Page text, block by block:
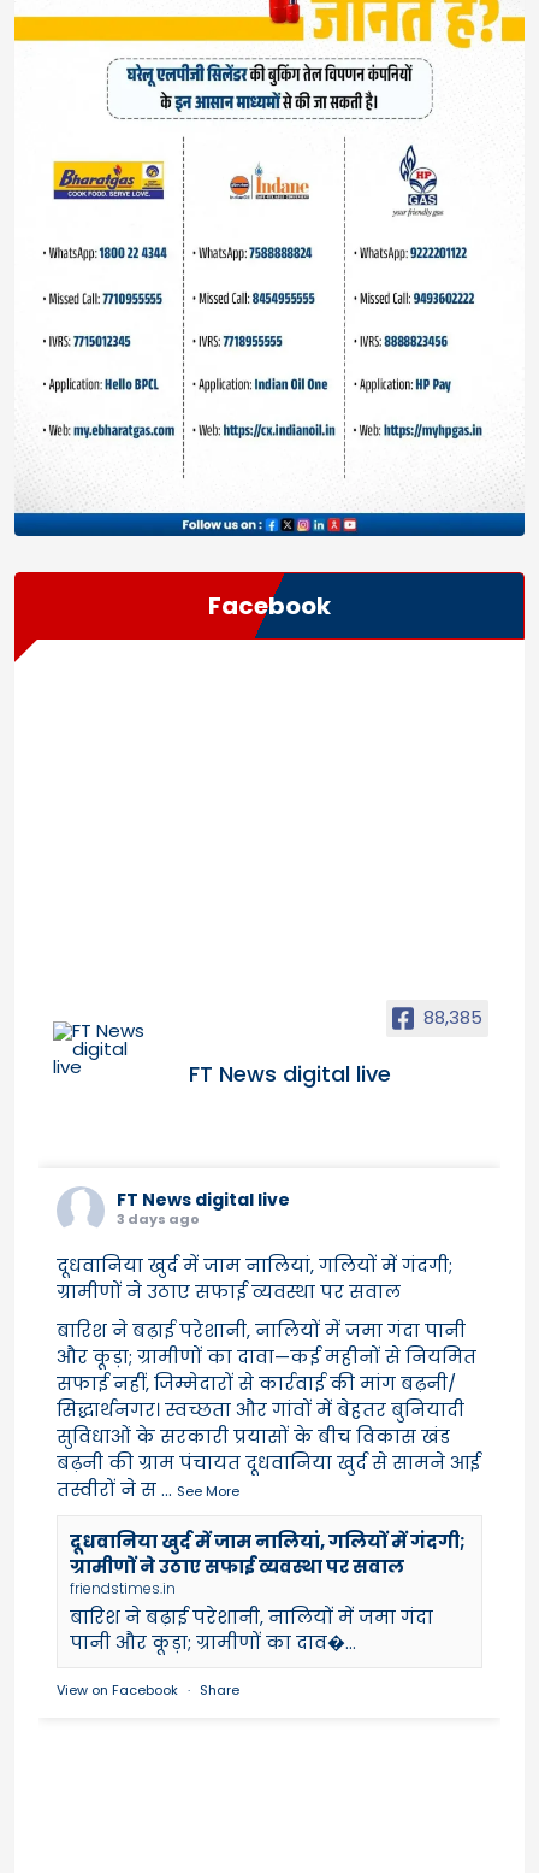
Facebook
88,385
FT News digital live
FT News digital live
3 days ago
दूधवानिया खुर्द में जाम नालियां, गलियों में गंदगी;
ग्रामीणों ने उठाए सफाई व्यवस्था पर सवाल
बारिश ने बढ़ाई परेशानी, नालियों में जमा गंदा पानी
और कूड़ा; ग्रामीणों का दावा—कई महीनों से नियमित
सफाई नहीं, जिम्मेदारों से कार्रवाई की मांग बढ़नी/
सिद्धार्थनगर। स्वच्छता और गांवों में बेहतर बुनियादी
सुविधाओं के सरकारी प्रयासों के बीच विकास खंड
बढ़नी की ग्राम पंचायत दूधवानिया खुर्द से सामने आई
तस्वीरों ने स... See More
दूधवानिया खुर्द में जाम नालियां, गलियों में गंदगी;
ग्रामीणों ने उठाए सफाई व्यवस्था पर सवाल
friendstimes.in
बारिश ने बढ़ाई परेशानी, नालियों में जमा गंदा
पानी और कूड़ा; ग्रामीणों का दाव�...
View on Facebook · Share